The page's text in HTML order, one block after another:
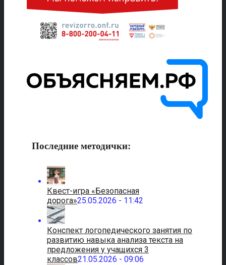
Последние методички:
Квест-игра «Безопасная
дорога»25.05.2026 - 11:42
Конспект логопедического занятия по
развитию навыка анализа текста на
предложения у учащихся 3
классов21.05.2026 - 09:06